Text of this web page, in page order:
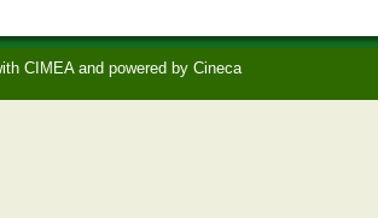
CIMEAand powered byCineca